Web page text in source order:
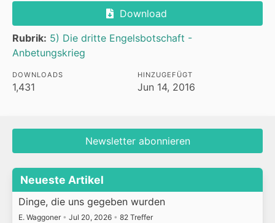
Download
Rubrik: 5) Die dritte Engelsbotschaft -
Anbetungskrieg
DOWNLOADS
1,431
HINZUGEFÜGT
Jun 14, 2016
Newsletter abonnieren
Neueste Artikel
Dinge, die uns gegeben wurden
E. Waggoner • Jul 20, 2026 • 82 Treffer